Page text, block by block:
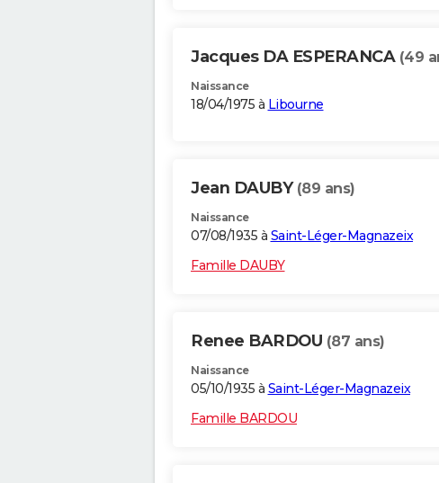
Jacques DA ESPERANCA (49
Naissance
18/04/1975 à Libourne
Jean DAUBY (89 ans)
Naissance
07/08/1935 à Saint-Léger-Magnazeix
Famille DAUBY
Renee BARDOU (87 ans)
Naissance
05/10/1935 à Saint-Léger-Magnazeix
Famille BARDOU